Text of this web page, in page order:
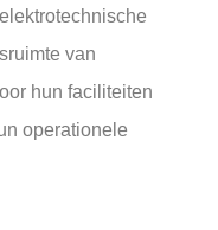
van
hun faciliteiten
operationele